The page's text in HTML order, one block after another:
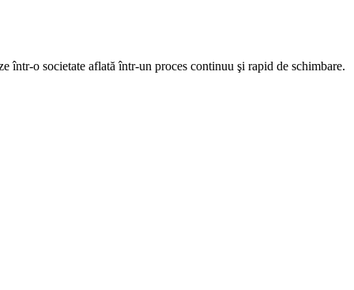
într-o societate aflată într-un proces continuu şi rapid de schimbare.